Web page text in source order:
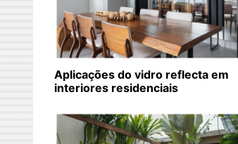
Aplicações do vidro reflecta em
interiores residenciais